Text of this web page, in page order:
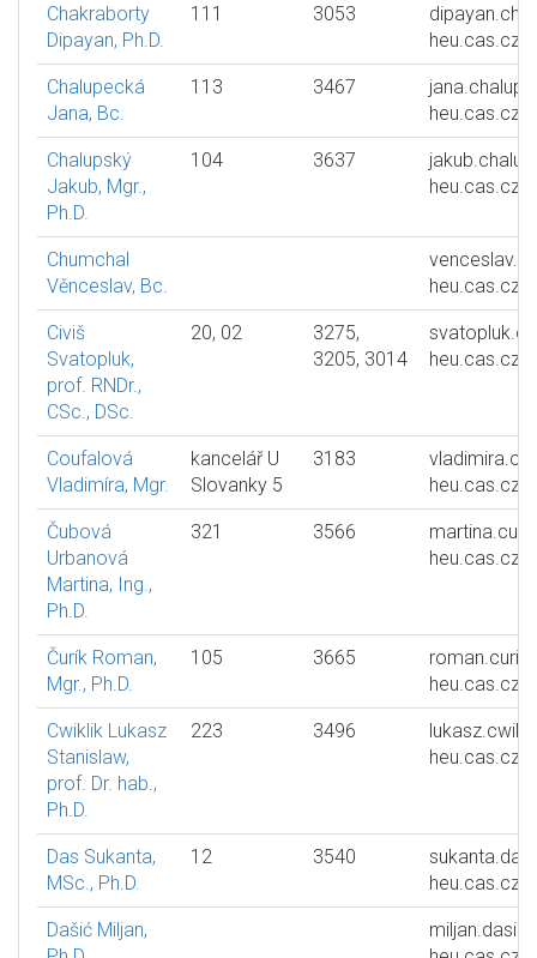
Chakraborty
Dipayan, Ph.D.
111 3053
heu.cas.cz
Chalupecká
Jana, Bc.
113 3467
heu.cas.cz
Chalupský
Jakub, Mgr.,
Ph.D.
104 3637
heu.cas.cz
Chumchal
Věnceslav, Bc.
heu.cas.cz
Civiš
Svatopluk,
prof. RNDr.,
CSc., DSc.
20, 02
3275,
3205, 3014
heu.cas.cz
Coufalová
Vladimíra, Mgr.
kancelář U
Slovanky 5
3183
heu.cas.cz
Čubová
Urbanová
Martina, Ing.,
Ph.D.
321 3566
heu.cas.cz
Čurík Roman,
Mgr., Ph.D.
105 3665
roman.curik
heu.cas.cz
Cwiklik Lukasz
Stanislaw,
prof. Dr. hab.,
Ph.D.
223 3496
heu.cas.cz
Das Sukanta,
MSc., Ph.D.
12 3540
sukanta.das
heu.cas.cz
Dašić Miljan,
miljan.dasic